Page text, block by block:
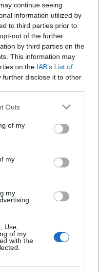
continue seeing
information utilized by
to third parties prior to
out of the further
by third parties on the
This information may
on the IAB’s List of
further disclose it to other
one or more Google
You may click to
its third-party tags to
in below Google
Outs
of my
my
my
Use,
of my
with the
indul a Sárik Péter